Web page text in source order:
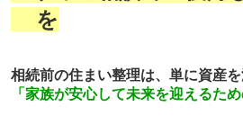
を
相続前の住まい整理は、単に資産を
「家族が安心して未来を迎えるため